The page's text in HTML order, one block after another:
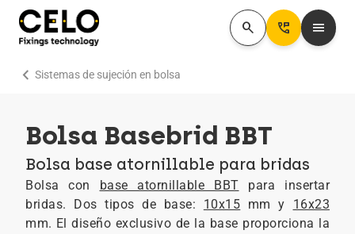
search Perm_Phone_Msg menu
Sistemas de sujeción en bolsa
chevron_right
Bolsa Basebrid BBT
Bolsa base atornillable para bridas
Bolsa con base atornillable BBT para insertar
bridas. Dos tipos de base: 10x15 mm y 16x23
mm. El diseño exclusivo de la base proporciona la